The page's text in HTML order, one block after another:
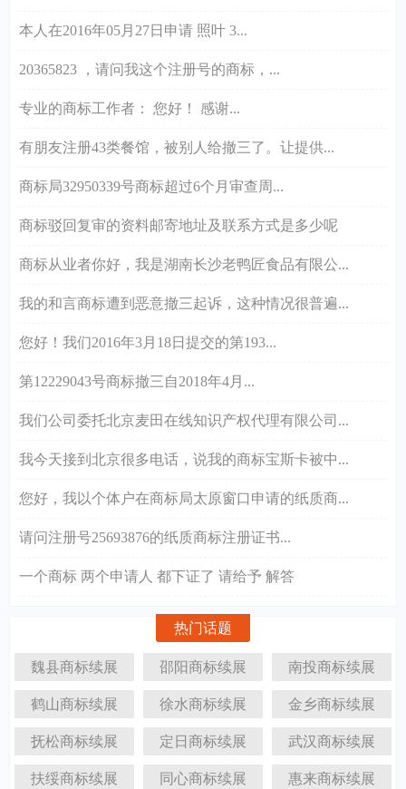
本人在2016年05月27日申请 照叶 3...
20365823 ，请问我这个注册号的商标，...
专业的商标工作者： 您好！ 感谢...
有朋友注册43类餐馆，被别人给撤三了。让提供...
商标局32950339号商标超过6个月审查周...
商标驳回复审的资料邮寄地址及联系方式是多少呢
商标从业者你好，我是湖南长沙老鸭匠食品有限公...
我的和言商标遭到恶意撤三起诉，这种情况很普遍...
您好！我们2016年3月18日提交的第193...
第12229043号商标撤三自2018年4月...
我们公司委托北京麦田在线知识产权代理有限公司...
我今天接到北京很多电话，说我的商标宝斯卡被中...
您好，我以个体户在商标局太原窗口申请的纸质商...
请问注册号25693876的纸质商标注册证书...
一个商标 两个申请人 都下证了 请给予 解答
热门话题
魏县商标续展 邵阳商标续展 南投商标续展
鹤山商标续展 徐水商标续展 金乡商标续展
抚松商标续展 定日商标续展 武汉商标续展
扶绥商标续展 同心商标续展 惠来商标续展